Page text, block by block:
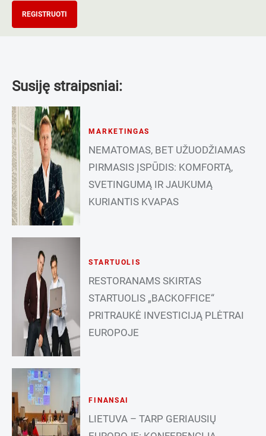
REGISTRUOTI
Susiję straipsniai:
MARKETINGAS
NEMATOMAS, BET UŽUODŽIAMAS
PIRMASIS ĮSPŪDIS: KOMFORTĄ,
SVETINGUMĄ IR JAUKUMĄ
KURIANTIS KVAPAS
STARTUOLIS
RESTORANAMS SKIRTAS
STARTUOLIS „BACKOFFICE“
PRITRAUKĖ INVESTICIJĄ PLĖTRAI
EUROPOJE
FINANSAI
LIETUVA – TARP GERIAUSIŲ